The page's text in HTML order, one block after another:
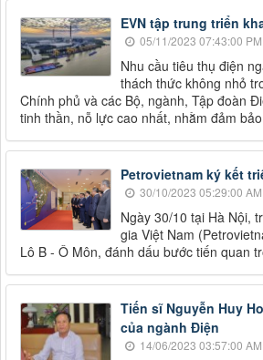
EVN tập trung triển
05/11/2023 07:43:00 PM
Nhu cầu tiêu thụ điện
thách thức không nhỏ
Chính phủ và các Bộ, ngành, Tập đoàn
tinh thần, nỗ lực cao nhất, nhằm đảm
Petrovietnam ký kết
30/10/2023 05:29:00 AM
Ngày 30/10 tại Hà Nội,
gia Việt Nam
Lô B - Ô Môn, đánh dấu bước tiến quan
Tiến sĩ Nguyễn Huy
của ngành Điện
14/06/2023 03:57:00 AM